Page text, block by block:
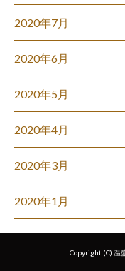
2020年7月
2020年6月
2020年5月
2020年4月
2020年3月
2020年1月
Copyright (C) 温